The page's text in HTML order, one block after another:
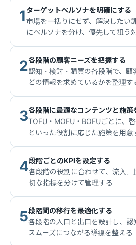
1 ターゲットペルソナを明確にする
市場を一括りにせず、解決したい
にペルソナを分け、優先して狙う
2各段階の顧客ニーズを把握する
認知・検討・購買の各段階で、顧
どの情報を求めているかを整理す
3各段階に最適なコンテンツと施策
TOFU・MOFU・BOFUごとに、
といった役割に応じた施策を用意
4段階ごとのKPIを設定する
各段階の役割に合わせて、流入
切な指標を分けて管理する
5段階間の移行を最適化する
各段階の入口と出口を設計し、認
スムーズにつながる導線を整える